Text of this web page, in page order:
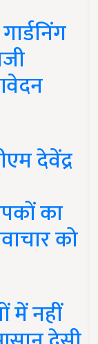
देवेंद्र
का
को
में नहीं